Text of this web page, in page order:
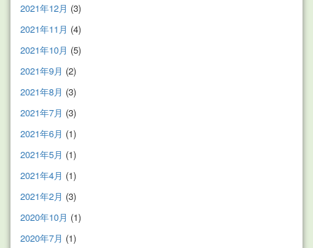
2021年12月 (3)
2021年11月 (4)
2021年10月 (5)
2021年9月 (2)
2021年8月 (3)
2021年7月 (3)
2021年6月 (1)
2021年5月 (1)
2021年4月 (1)
2021年2月 (3)
2020年10月 (1)
2020年7月 (1)